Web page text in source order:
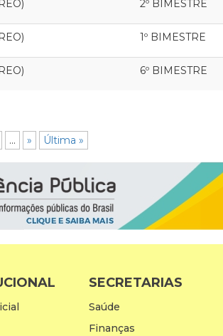
2º BIMESTRE
1º BIMESTRE
6º BIMESTRE
... » Última »
SECRETARIAS
Saúde
Finanças